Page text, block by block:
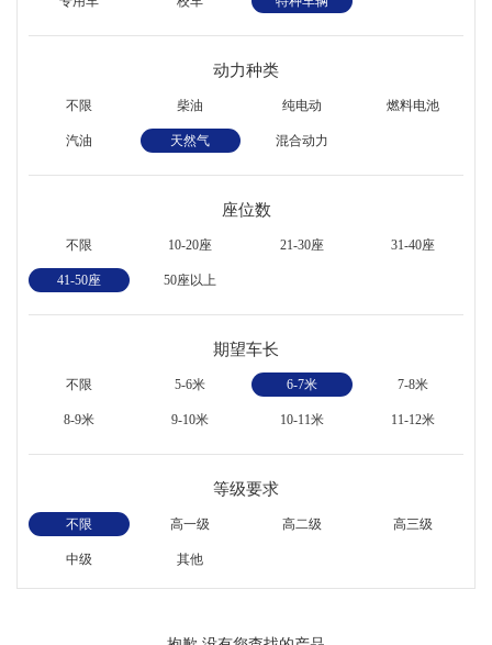
动力种类
不限 柴油 纯电动 燃料电池
汽油 天然气 混合动力
座位数
不限 10-20座 21-30座 31-40座
41-50座 50座以上
期望车长
不限 5-6米 6-7米 7-8米
8-9米 9-10米 10-11米 11-12米
等级要求
不限 高一级 高二级 高三级
中级 其他